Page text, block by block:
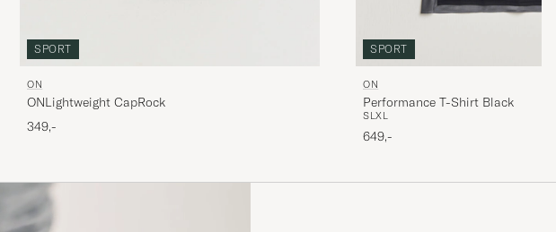
SPORT
ON
ONLightweight CapRock
349,-
SPORT
ON
Performance T-Shirt Black
SLXL
649,-